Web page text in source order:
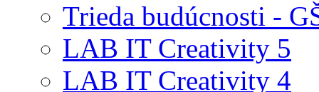
Trieda budúcnosti -
LAB IT Creativity 5
LAB IT Creativity 4